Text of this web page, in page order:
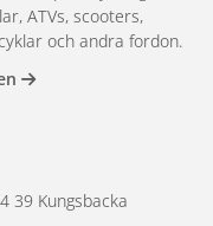
ATVs, scooters,
och andra fordon.
39 Kungsbacka